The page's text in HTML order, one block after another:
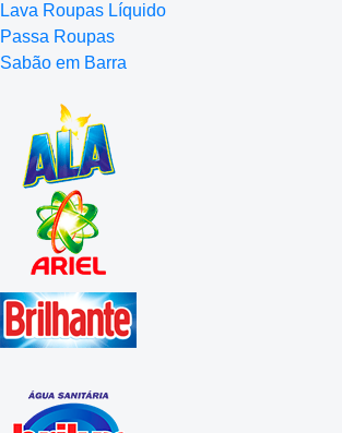
Lava Roupas Líquido
Passa Roupas
Sabão em Barra